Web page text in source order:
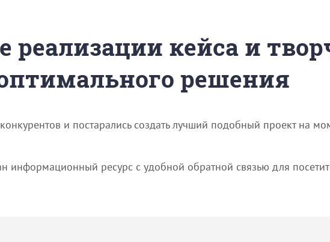
реализации кейса и
решения
и постарались создать лучший подобный проект на
информационный ресурс с удобной обратной связью для